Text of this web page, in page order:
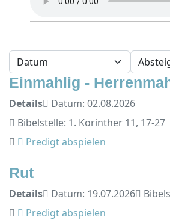
- Sortierung wählen -
- Richtung wählen -
Einmahlig -
Details
Datum: 02.08.2026
Bibelstelle: 1. Korinther 11, 17-27
Predigt abspielen
Rut
Details Datum: 19.07.2026
Predigt abspielen